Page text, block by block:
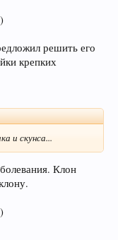
)
решить его
крепких
и скунса...
Клон
)